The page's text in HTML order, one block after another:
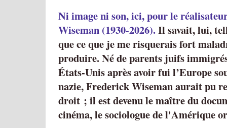
Ni image ni son, ici, pour le
Wiseman (1930-2026).Il savait, lui,
que ce que je me risquerais fort
produire. Né de parents juifs
États-Unis après avoir fui l’Europe
nazie, Frederick Wiseman aurait pu
droit ; il est devenu le maître du
cinéma, le sociologue de l'Amérique